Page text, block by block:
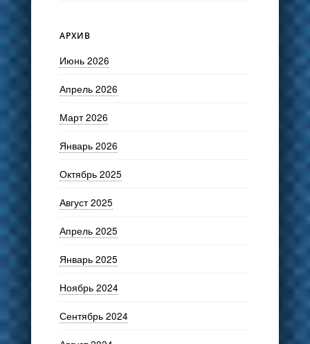
АРХИВ
Июнь 2026
Апрель 2026
Март 2026
Январь 2026
Октябрь 2025
Август 2025
Апрель 2025
Январь 2025
Ноябрь 2024
Сентябрь 2024